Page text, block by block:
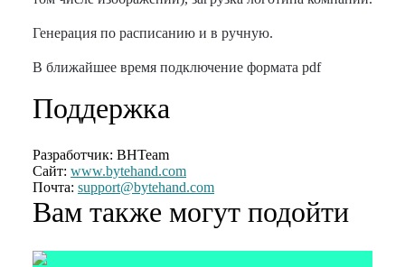
Генерация по расписанию и в ручную.
В ближайшее время подключение формата pdf
Поддержка
Разработчик: BHTeam
Сайт: www.bytehand.com
Почта: support@bytehand.com
Вам также могут подойти